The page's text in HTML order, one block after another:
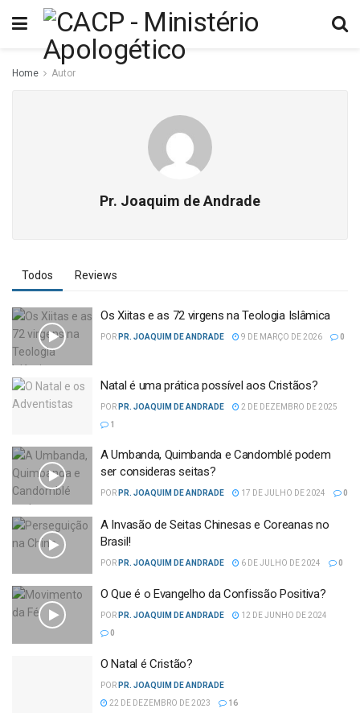
Home Autor
Pr. Joaquim de Andrade
Todos Reviews
Os Xiitas e as 72 virgens na Teologia Islâmica
POR PR. JOAQUIM DE ANDRADE 9 DE MARÇO DE 2026 0
Natal é uma prática possível aos Cristãos?
POR PR. JOAQUIM DE ANDRADE
2 DE DEZEMBRO DE 2025
1
A Umbanda, Quimbanda e Candomblé podem
ser consideras seitas?
POR PR. JOAQUIM DE ANDRADE 17 DE JULHO DE 2024 0
A Invasão de Seitas Chinesas e Coreanas no
Brasil!
POR PR. JOAQUIM DE ANDRADE 6 DE JULHO DE 2024 0
O Que é o Evangelho da Confissão Positiva?
POR PR. JOAQUIM DE ANDRADE
12 DE JUNHO DE 2024
0
O Natal é Cristão?
POR PR. JOAQUIM DE ANDRADE
22 DE DEZEMBRO DE 2023
16